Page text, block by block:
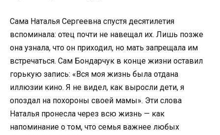
Сама Наталья Сергеевна спустя десятилетия
вспоминала: отец почти не навещал их. Лишь позже
она узнала, что он приходил, но мать запрещала им
встречаться. Сам Бондарчук в конце жизни оставил
горькую запись: «Вся моя жизнь была отдана
иллюзии кино. Я не видел, как выросли дети, я
опоздал на похороны своей мамы». Эти слова
Наталья пронесла через всю жизнь — как
напоминание о том, что семья важнее любых